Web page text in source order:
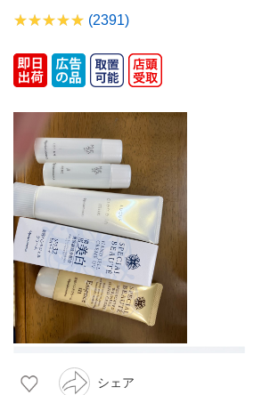
(2391)
シェア